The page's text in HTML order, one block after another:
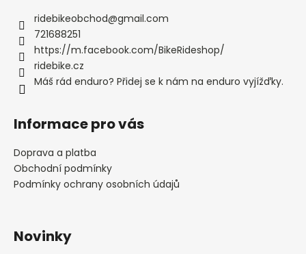
ridebikeobchod@gmail.com
721688251
https://m.facebook.com/BikeRideshop/
ridebike.cz
Máš rád enduro? Přidej se k nám na enduro vyjížďky.
Informace pro vás
Doprava a platba
Obchodní podmínky
Podmínky ochrany osobních údajů
Novinky